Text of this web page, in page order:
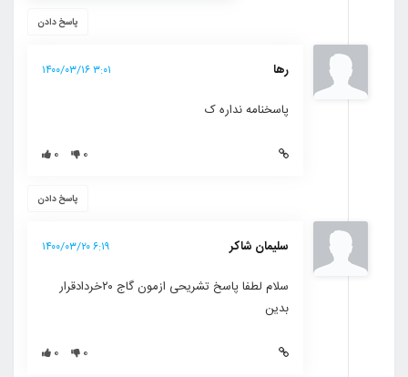
پاسخ دادن
رها ۳:۰۱ ۱۴۰۰/۰۳/۱۶
پاسخنامه نداره ک
۰ ۰
پاسخ دادن
سلیمان شاکر ۶:۱۹ ۱۴۰۰/۰۳/۲۰
سلام لطفا پاسخ تشریحی ازمون گاج ۲۰خردادقرار
بدین
۰ ۰